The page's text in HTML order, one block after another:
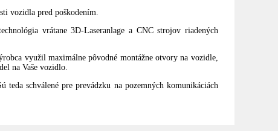
vozidla pred poškodením.
vrátane 3D-Laseranlage a CNC strojov riadených
využil maximálne pôvodné montážne otvory na vozidle,
na Vaše vozidlo.
schválené pre prevádzku na pozemných komunikáciách